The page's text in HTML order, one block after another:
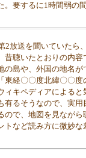
。要するに1時間弱の
2放送を聞いていたら
昔聴いたとおりの内
の島や、外国の地名
東経〇〇度北緯〇〇
ィキペディアによる
有るそうなので、実
ので、地図を見なが
トなど読み方に微妙